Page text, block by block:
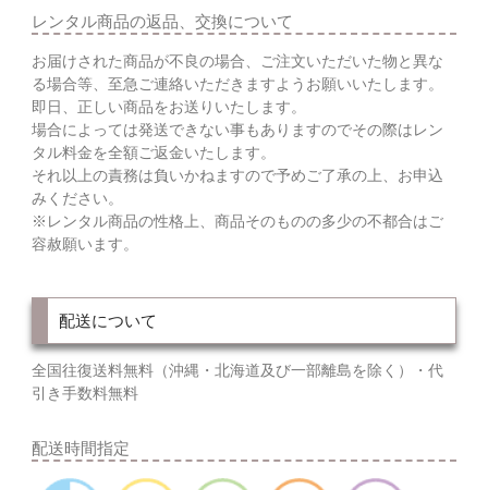
レンタル商品の返品、交換について
お届けされた商品が不良の場合、ご注文いただいた物と異な
る場合等、至急ご連絡いただきますようお願いいたします。
即日、正しい商品をお送りいたします。
場合によっては発送できない事もありますのでその際はレン
タル料金を全額ご返金いたします。
それ以上の責務は負いかねますので予めご了承の上、お申込
みください。
※レンタル商品の性格上、商品そのものの多少の不都合はご
容赦願います。
配送について
全国往復送料無料（沖縄・北海道及び一部離島を除く）・代
引き手数料無料
配送時間指定